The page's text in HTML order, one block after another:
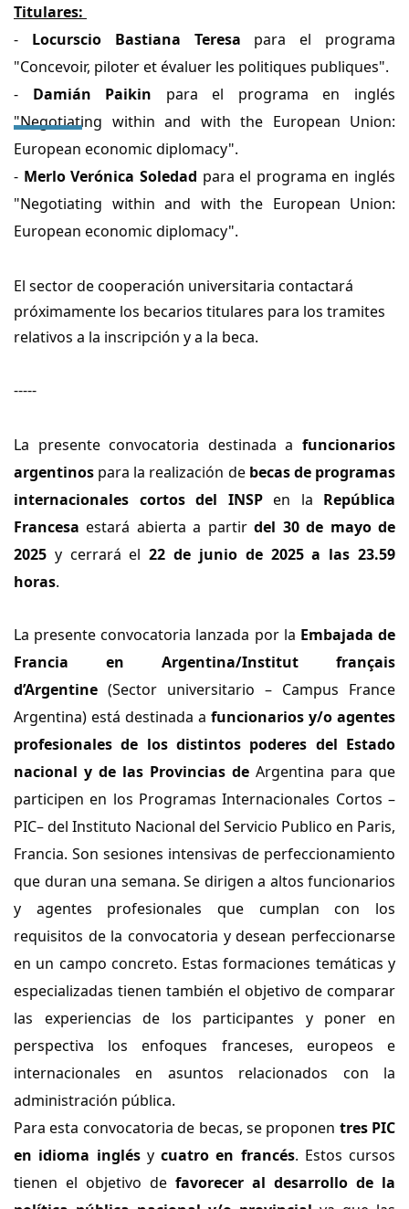
Titulares:
- Locurscio Bastiana Teresa para el programa
"Concevoir, piloter et évaluer les politiques publiques".
- Damián Paikin para el programa en inglés
"Negotiating within and with the European Union:
European economic diplomacy".
- Merlo Verónica Soledad para el programaen inglés
"Negotiating within and with the European Union:
European economic diplomacy".
El sector de cooperación universitaria contactará
próximamente los becarios titulares para los tramites
relativos a la inscripción y a la beca.
-----
La presente convocatoria destinada a funcionarios
argentinos para la realización debecas de programas
internacionales cortos del INSPen la República
Francesa estará abierta a partirdel 30 de mayo de
2025 y cerrará el22 de junio de 2025 a las 23.59
horas.
La presente convocatoria lanzada por la Embajada de
Francia en Argentina/Institut français
d’Argentine (Sector universitario – Campus France
Argentina) está destinada a funcionarios y/o agentes
profesionales de los distintos poderes del Estado
nacional y de las Provincias de Argentina para que
participen en los Programas Internacionales Cortos –
PIC– del Instituto Nacional del Servicio Publico en Paris,
Francia. Son sesiones intensivas de perfeccionamiento
que duran una semana. Se dirigen a altos funcionarios
y agentes profesionales que cumplan con los
requisitos de la convocatoria y desean perfeccionarse
en un campo concreto. Estas formaciones temáticas y
especializadas tienen también el objetivo de comparar
las experiencias de los participantes y poner en
perspectiva los enfoques franceses, europeos e
internacionales en asuntos relacionados con la
administración pública.
Para esta convocatoria de becas, se proponen tres PIC
en idioma inglésy cuatro en francés. Estos cursos
tienen el objetivo de favorecer al desarrollo de la